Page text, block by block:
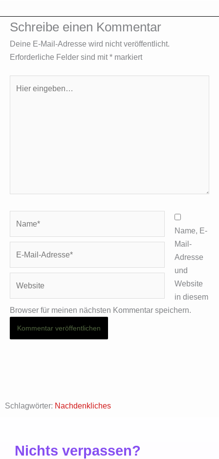
Schreibe einen Kommentar
Deine E-Mail-Adresse wird nicht veröffentlicht.
Erforderliche Felder sind mit* markiert
eingeben…
Adresse*
Name, E-
Mail-
Adresse
und
Website
in diesem
Browser für meinen nächsten Kommentar speichern.
Schlagwörter: Nachdenkliches
Nichts verpassen?